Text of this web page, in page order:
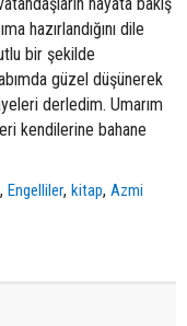
hazırlandığını dile
bir şekilde
güzel düşünerek
derledim. Umarım
kendilerine bahane
,Engelliler,kitap,Azmi